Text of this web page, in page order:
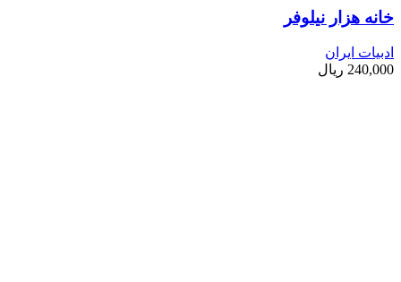
خانه هزار نیلوفر
ادبیات ایران
240,000 ریال